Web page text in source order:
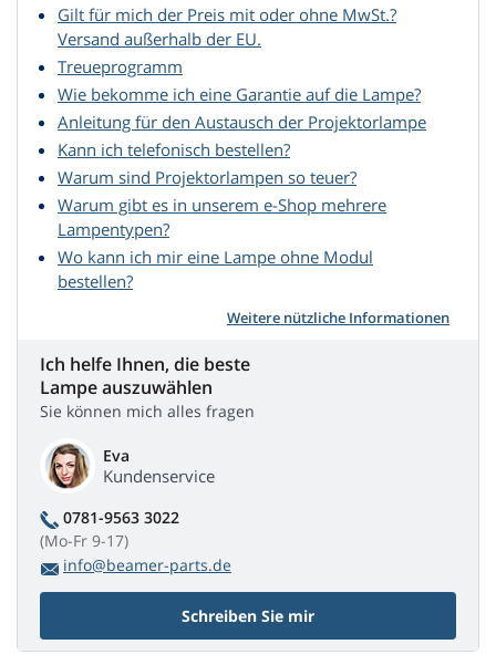
Gilt für mich der Preis mit oder ohne MwSt.?
Versand außerhalb der EU.
Treueprogramm
Wie bekomme ich eine Garantie auf die Lampe?
Anleitung für den Austausch der Projektorlampe
Kann ich telefonisch bestellen?
Warum sind Projektorlampen so teuer?
Warum gibt es in unserem e-Shop mehrere
Lampentypen?
Wo kann ich mir eine Lampe ohne Modul
bestellen?
Weitere nützliche Informationen
Ich helfe Ihnen, die beste
Lampe auszuwählen
Sie können mich alles fragen
Eva
Kundenservice
0781-9563 3022
(Mo-Fr 9-17)
info@beamer-parts.de
Schreiben Sie mir